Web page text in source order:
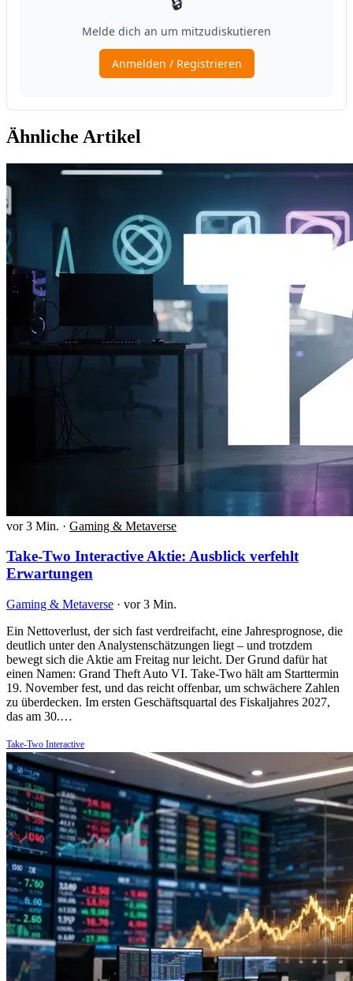
Ähnliche Artikel
vor 3 Min. · Gaming & Metaverse
Take-Two Interactive Aktie: Ausblick verfehlt
Erwartungen
Gaming & Metaverse · vor 3 Min.
Ein Nettoverlust, der sich fast verdreifacht, eine Jahresprognose, die
deutlich unter den Analystenschätzungen liegt – und trotzdem
bewegt sich die Aktie am Freitag nur leicht. Der Grund dafür hat
einen Namen: Grand Theft Auto VI. Take-Two hält am Starttermin
19. November fest, und das reicht offenbar, um schwächere Zahlen
zu überdecken. Im ersten Geschäftsquartal des Fiskaljahres 2027,
das am 30.…
Take-Two Interactive